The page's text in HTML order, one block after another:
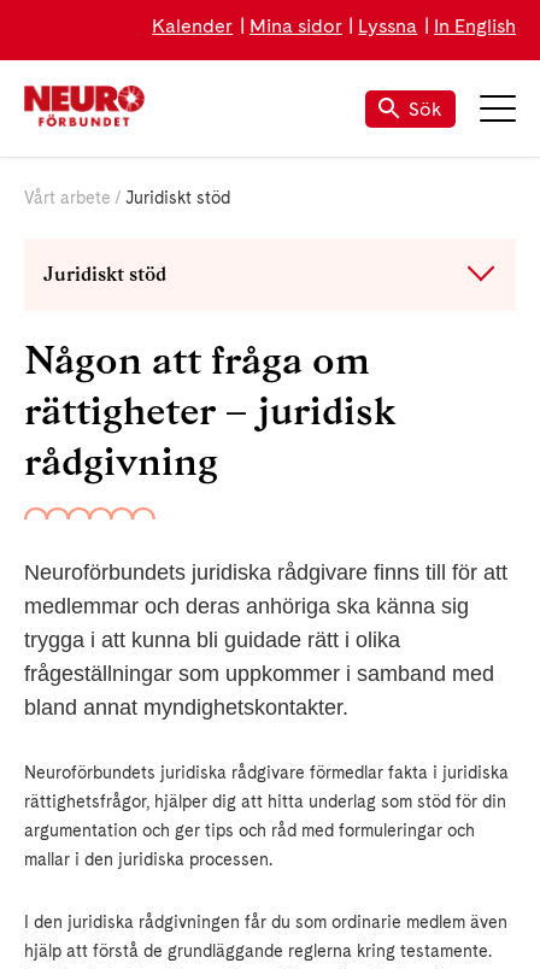
Kalender Mina sidor Lyssna In English
Sök
Vårt arbete Juridiskt stöd
Juridiskt stöd
Någon att fråga om
rättigheter – juridisk
rådgivning
Neuroförbundets juridiska rådgivare finns till för att
medlemmar och deras anhöriga ska känna sig
trygga i att kunna bli guidade rätt i olika
frågeställningar som uppkommer i samband med
bland annat myndighetskontakter.
Neuroförbundets juridiska rådgivare förmedlar fakta i juridiska
rättighetsfrågor, hjälper dig att hitta underlag som stöd för din
argumentation och ger tips och råd med formuleringar och
mallar i den juridiska processen.
I den juridiska rådgivningen får du som ordinarie medlem även
hjälp att förstå de grundläggande reglerna kring testamente.